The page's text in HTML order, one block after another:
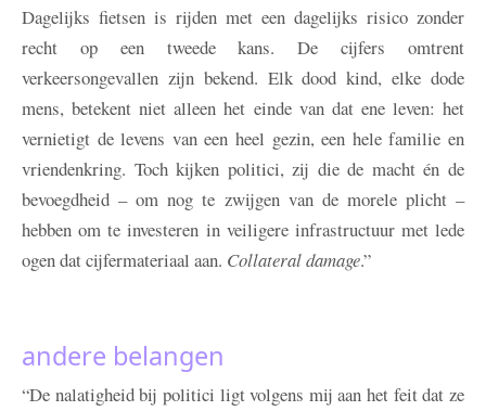
Dagelijks fietsen is rijden met een dagelijks risico zonder
recht op een tweede kans. De cijfers omtrent
verkeersongevallen zijn bekend. Elk dood kind, elke dode
mens, betekent niet alleen het einde van dat ene leven: het
vernietigt de levens van een heel gezin, een hele familie en
vriendenkring. Toch kijken politici, zij die de macht én de
bevoegdheid – om nog te zwijgen van de morele plicht –
hebben om te investeren in veiligere infrastructuur met lede
ogen dat cijfermateriaal aan. Collateraldamage.”
andere belangen
“De nalatigheid bij politici ligt volgens mij aan het feit dat ze